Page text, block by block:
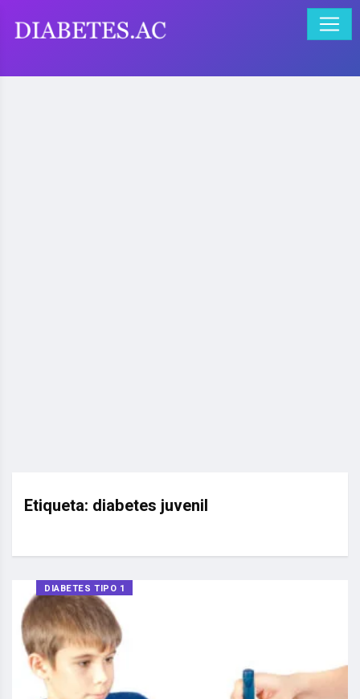
Etiqueta: diabetes juvenil
DIABETES TIPO 1